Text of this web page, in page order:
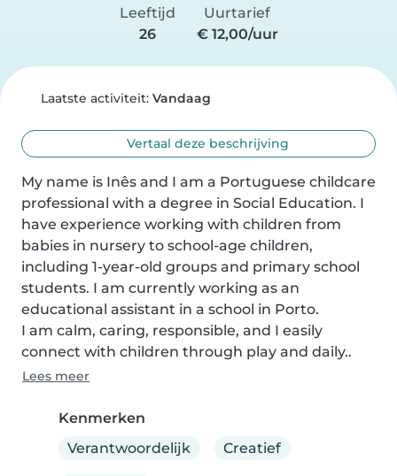
Leeftijd
26
Uurtarief
€ 12,00/uur
Laatste activiteit: Vandaag
Vertaal deze beschrijving
My name is Inês and I am a Portuguese childcare
professional with a degree in Social Education. I
have experience working with children from
babies in nursery to school-age children,
including 1-year-old groups and primary school
students. I am currently working as an
educational assistant in a school in Porto.
I am calm, caring, responsible, and I easily
connect with children through play and daily..
Lees meer
Kenmerken
Verantwoordelijk
Creatief